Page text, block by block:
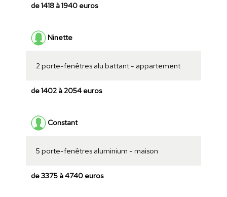
de 1418 à 1940 euros
Ninette
2 porte-fenêtres alu battant - appartement
de 1402 à 2054 euros
Constant
5 porte-fenêtres aluminium - maison
de 3375 à 4740 euros